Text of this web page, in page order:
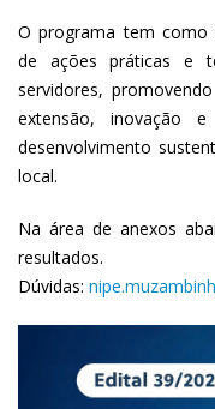
O programa tem como
de ações práticas e
servidores,
extensão, inovação
desenvolvimento
local.
Na área de anexos
resultados.
Dúvidas: